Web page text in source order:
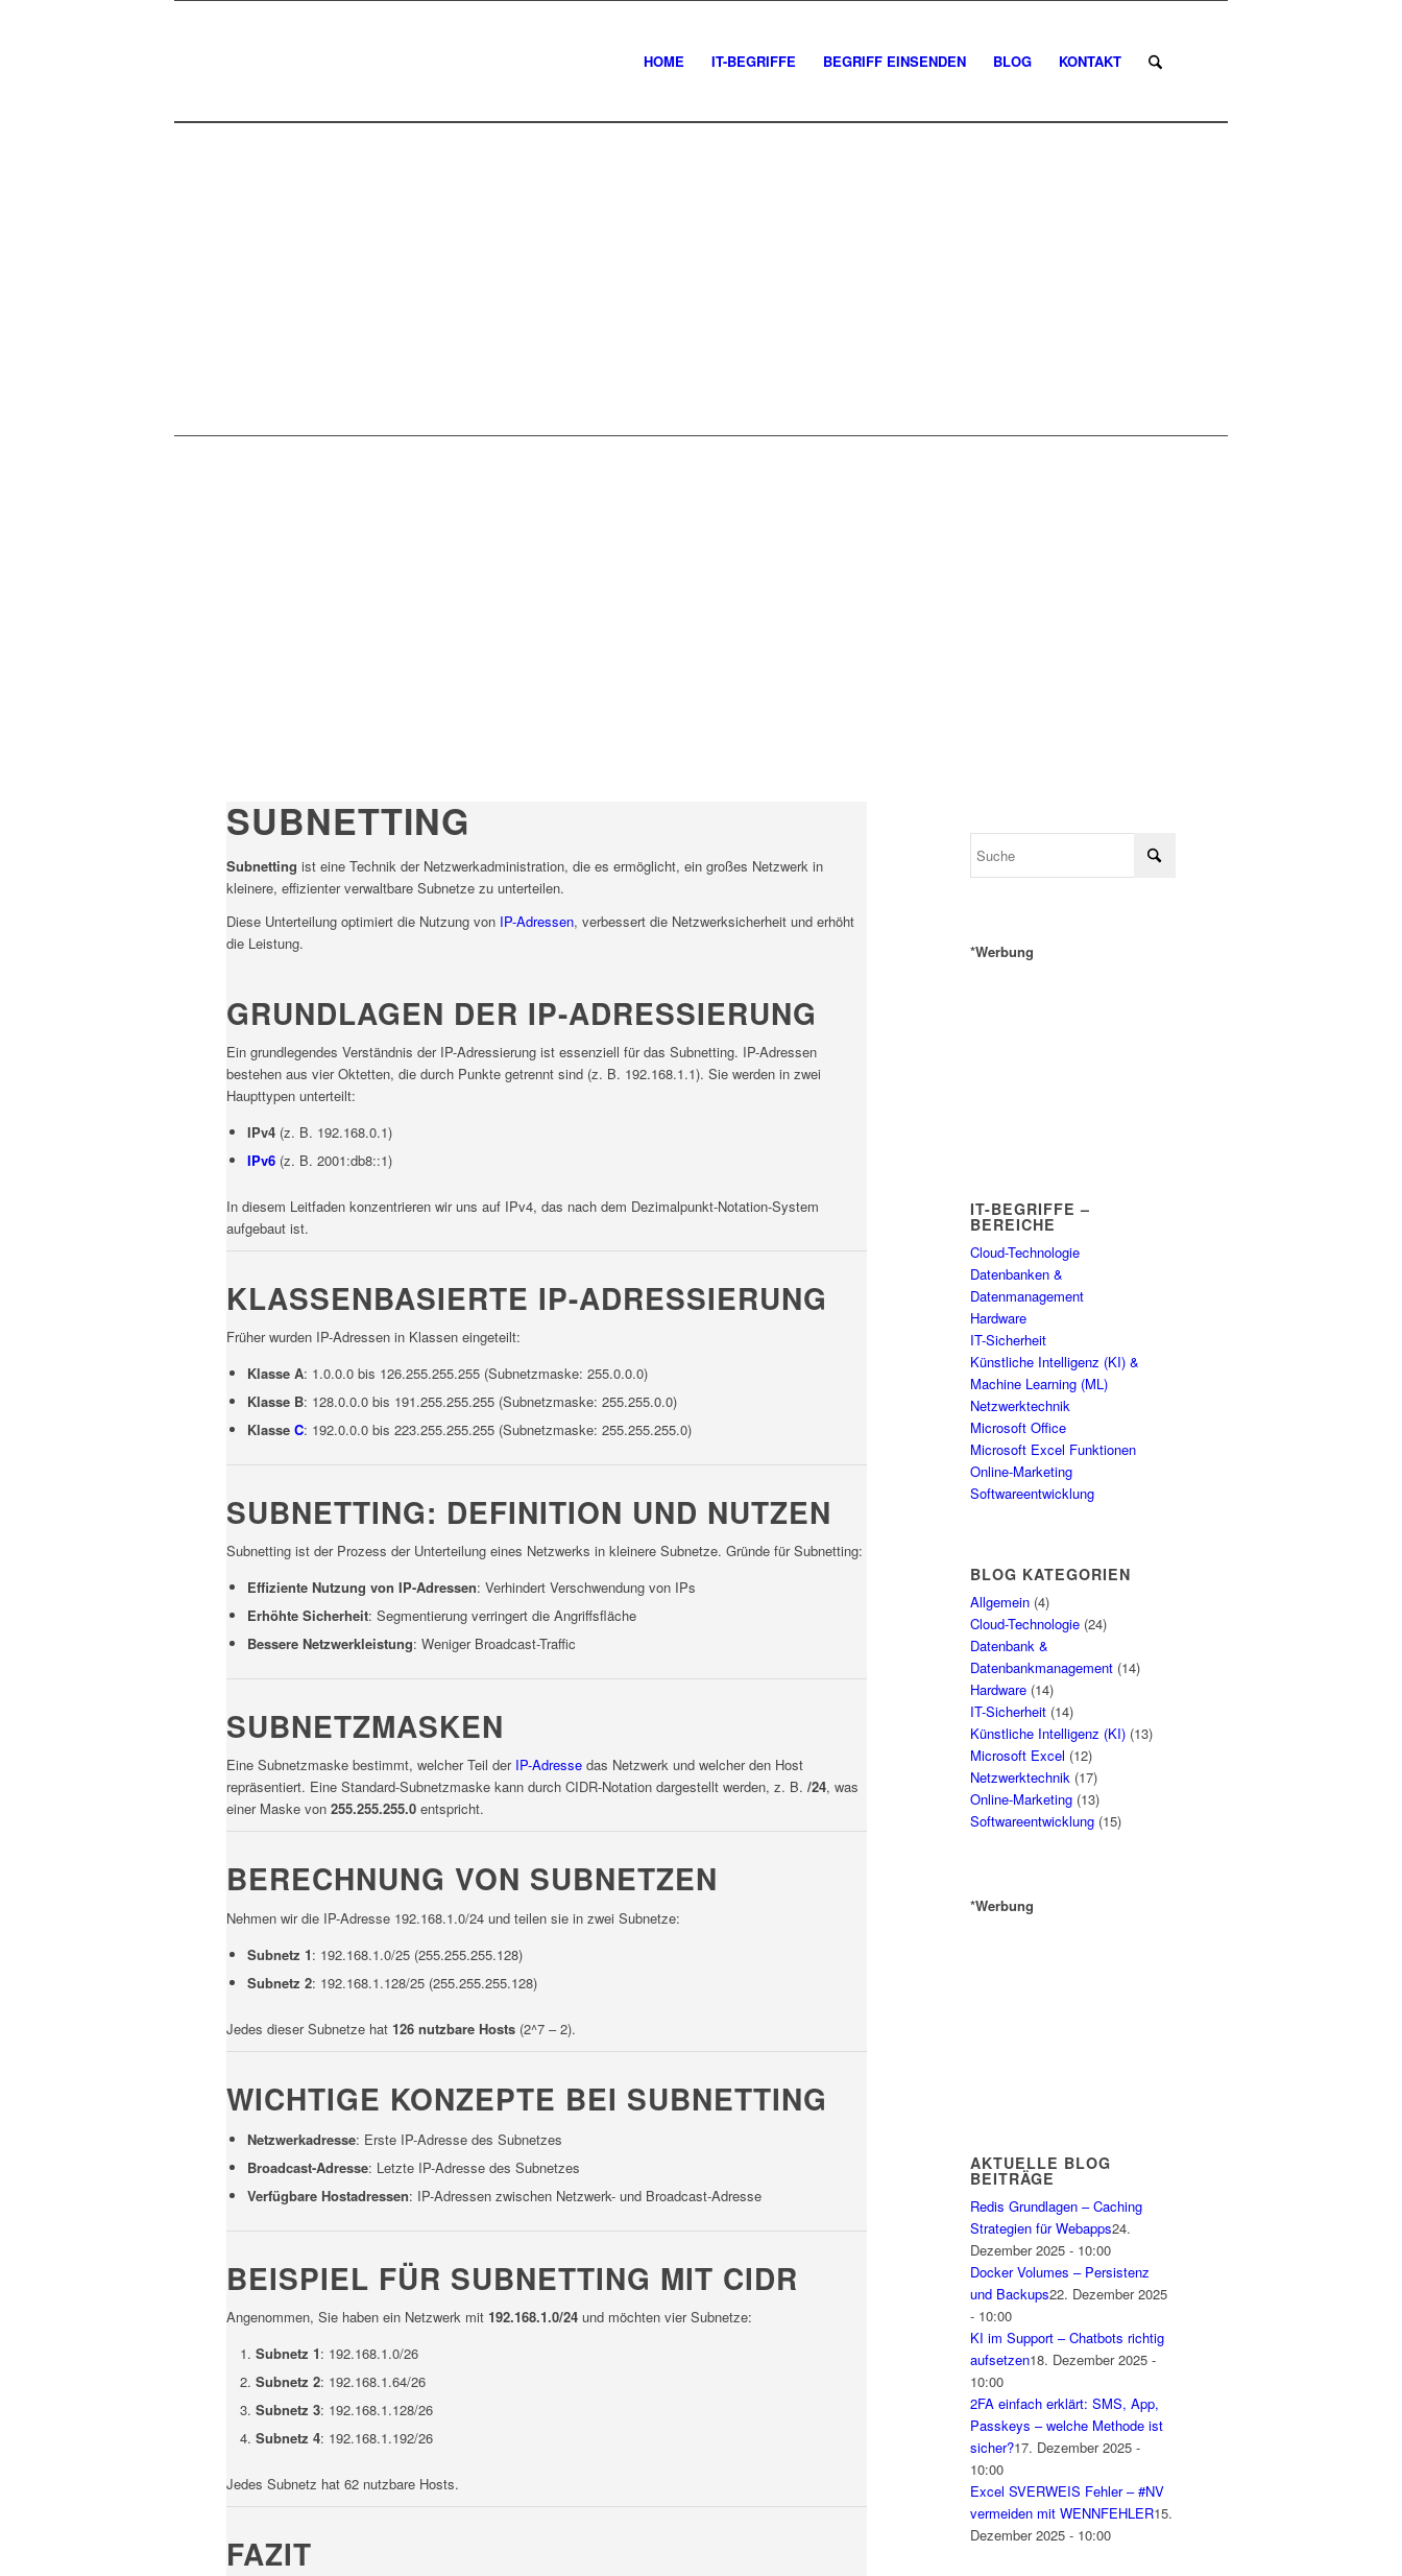
HOME IT-BEGRIFFE BEGRIFF EINSENDEN BLOG KONTAKT
SUBNETTING
Subnetting ist eine Technik der Netzwerkadministration, die es ermöglicht, ein großes Netzwerk in
kleinere, effizienter verwaltbare Subnetze zu unterteilen.
Diese Unterteilung optimiert die Nutzung von IP-Adressen, verbessert die Netzwerksicherheit und erhöht
die Leistung.
GRUNDLAGEN DER IP-ADRESSIERUNG
Ein grundlegendes Verständnis der IP-Adressierung ist essenziell für das Subnetting. IP-Adressen
bestehen aus vier Oktetten, die durch Punkte getrennt sind (z. B. 192.168.1.1). Sie werden in zwei
Haupttypen unterteilt:
IPv4 (z. B. 192.168.0.1)
IPv6 (z. B. 2001:db8::1)
In diesem Leitfaden konzentrieren wir uns auf IPv4, das nach dem Dezimalpunkt-Notation-System
aufgebaut ist.
KLASSENBASIERTE IP-ADRESSIERUNG
Früher wurden IP-Adressen in Klassen eingeteilt:
Klasse A: 1.0.0.0 bis 126.255.255.255 (Subnetzmaske: 255.0.0.0)
Klasse B: 128.0.0.0 bis 191.255.255.255 (Subnetzmaske: 255.255.0.0)
Klasse C: 192.0.0.0 bis 223.255.255.255 (Subnetzmaske: 255.255.255.0)
SUBNETTING: DEFINITION UND NUTZEN
Subnetting ist der Prozess der Unterteilung eines Netzwerks in kleinere Subnetze. Gründe für Subnetting:
Effiziente Nutzung von IP-Adressen: Verhindert Verschwendung von IPs
Erhöhte Sicherheit: Segmentierung verringert die Angriffsfläche
Bessere Netzwerkleistung: Weniger Broadcast-Traffic
SUBNETZMASKEN
Eine Subnetzmaske bestimmt, welcher Teil der IP-Adresse das Netzwerk und welcher den Host
repräsentiert. Eine Standard-Subnetzmaske kann durch CIDR-Notation dargestellt werden, z. B. /24, was
einer Maske von 255.255.255.0 entspricht.
BERECHNUNG VON SUBNETZEN
Nehmen wir die IP-Adresse 192.168.1.0/24 und teilen sie in zwei Subnetze:
Subnetz 1: 192.168.1.0/25 (255.255.255.128)
Subnetz 2: 192.168.1.128/25 (255.255.255.128)
Jedes dieser Subnetze hat 126 nutzbare Hosts (2^7 – 2).
WICHTIGE KONZEPTE BEI SUBNETTING
Netzwerkadresse: Erste IP-Adresse des Subnetzes
Broadcast-Adresse: Letzte IP-Adresse des Subnetzes
Verfügbare Hostadressen: IP-Adressen zwischen Netzwerk- und Broadcast-Adresse
BEISPIEL FÜR SUBNETTING MIT CIDR
Angenommen, Sie haben ein Netzwerk mit 192.168.1.0/24 und möchten vier Subnetze:
Subnetz 1: 192.168.1.0/26
Subnetz 2: 192.168.1.64/26
Subnetz 3: 192.168.1.128/26
Subnetz 4: 192.168.1.192/26
Jedes Subnetz hat 62 nutzbare Hosts.
FAZIT
*Werbung
IT-BEGRIFFE –
BEREICHE
Cloud-Technologie
Datenbanken &
Datenmanagement
Hardware
IT-Sicherheit
Künstliche Intelligenz (KI) &
Machine Learning (ML)
Netzwerktechnik
Microsoft Office
Microsoft Excel Funktionen
Online-Marketing
Softwareentwicklung
BLOG KATEGORIEN
Allgemein (4)
Cloud-Technologie (24)
Datenbank &
Datenbankmanagement (14)
Hardware (14)
IT-Sicherheit (14)
Künstliche Intelligenz (KI) (13)
Microsoft Excel (12)
Netzwerktechnik (17)
Online-Marketing (13)
Softwareentwicklung (15)
*Werbung
AKTUELLE BLOG
BEITRÄGE
Redis Grundlagen – Caching
Strategien für Webapps24.
Dezember 2025 - 10:00
Docker Volumes – Persistenz
und Backups22. Dezember 2025
- 10:00
KI im Support – Chatbots richtig
aufsetzen18. Dezember 2025 -
10:00
2FA einfach erklärt: SMS, App,
Passkeys – welche Methode ist
sicher?17. Dezember 2025 -
10:00
Excel SVERWEIS Fehler – #NV
vermeiden mit WENNFEHLER15.
Dezember 2025 - 10:00